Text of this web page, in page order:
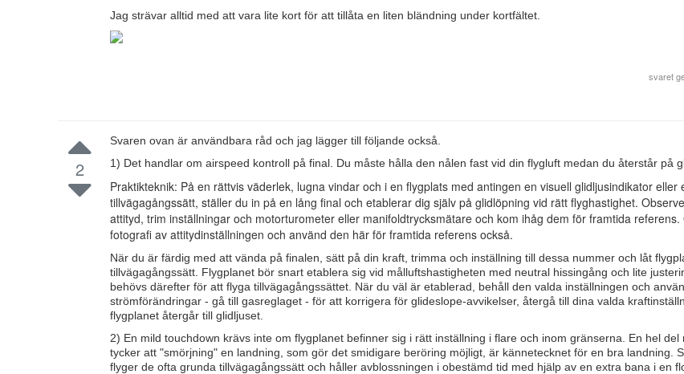
Jag strävar alltid med att vara lite kort för att tillåta en liten bländning under kortfältet.
svaret
2
Svaren ovan är användbara råd och jag lägger till följande också.
1) Det handlar om airspeed kontroll på final. Du måste hålla den nålen fast vid din flygluft medan du återstår på
Praktikteknik: På en rättvis väderlek, lugna vindar och i en flygplats med antingen en visuell glidljusindikator eller
tillvägagångssätt, ställer du in på en lång final och etablerar dig själv på glidlöpning vid rätt flyghastighet.
attityd, trim inställningar och motorturometer eller manifoldtrycksmätare och kom ihåg dem för framtida
fotografi av attitydinställningen och använd den här för framtida referens också.
När du är färdig med att vända på finalen, sätt på din kraft, trimma och inställning till dessa nummer och låt
tillvägagångssätt. Flygplanet bör snart etablera sig vid målluftshastigheten med neutral hissingång och lite
behövs därefter för att flyga tillvägagångssättet. När du väl är etablerad, behåll den valda inställningen och
strömförändringar - gå till gasreglaget - för att korrigera för glideslope-avvikelser, återgå till dina valda
flygplanet återgår till glidljuset.
2) En mild touchdown krävs inte om flygplanet befinner sig i rätt inställning i flare och inom gränserna. En hel del
tycker att "smörjning" en landning, som gör det smidigare beröring möjligt, är kännetecknet för en bra landning.
flyger de ofta grunda tillvägagångssätt och håller avblossningen i obestämd tid med hjälp av en extra bana i en